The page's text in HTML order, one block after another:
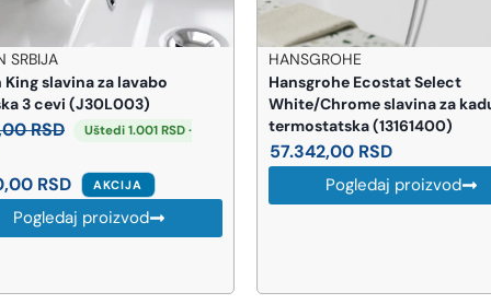
Ecostat Select
Chrome slavina za kadu
(13161400)
Pogledaj proizvod
METALAC SRBIJA
METALAC Sudopera Luna F
123320
9.185,00RSD
Pogledaj proizvod